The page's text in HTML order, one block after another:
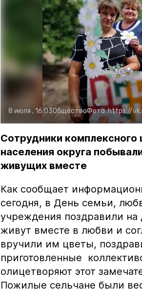
8 июля , 16:03ОбществоФото:https://
Сотрудники комплексного
населения округа
живущих вместе
Как сообщает
сегодня, в День семьи,
учреждения поздравили
живут вместе в любви и
вручили им цветы,
приготовленные
олицетворяют этот
Пожилые сельчане были